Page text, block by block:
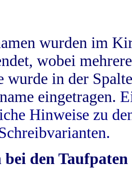
wurden im
wobei
wurde in der
eingetragen.
Hinweise zu
den Taufpaten